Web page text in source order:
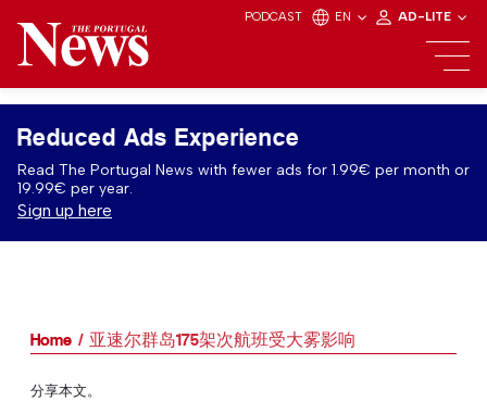
PODCAST EN AD-LITE
Reduced Ads Experience
Read The Portugal News with fewer ads for 1.99€ per month or
19.99€ per year.
Sign up here
Home 亚速尔群岛175架次航班受大雾影响
分享本文。